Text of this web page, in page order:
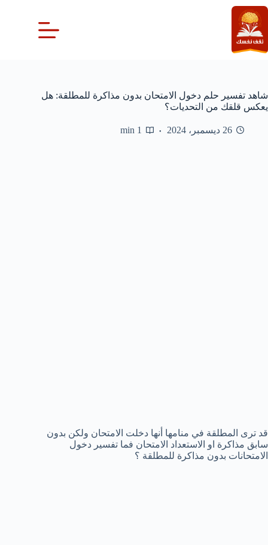
التجاوز
إلى
المحتوى
شاهد تفسير حلم دخول الامتحان بدون مذاكرة للمطلقة: هل
يعكس قلقك من التحديات؟
26 ديسمبر، 2024 1 min
قد ترى المطلقة في منامها أنها دخلت الامتحان ولكن بدون
سابق مذاكرة او الاستعداد الامتحان فما تفسير دخول
الامتحانات بدون مذاكرة للمطلقة ؟